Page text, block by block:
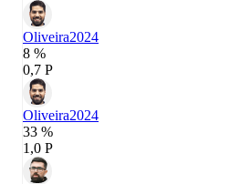
Oliveira2024
8 %
0,7 P
Oliveira2024
33 %
1,0 P